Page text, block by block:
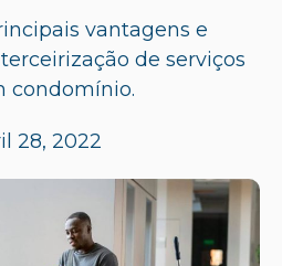
vantagens e
de serviços
condomínio.
28, 2022